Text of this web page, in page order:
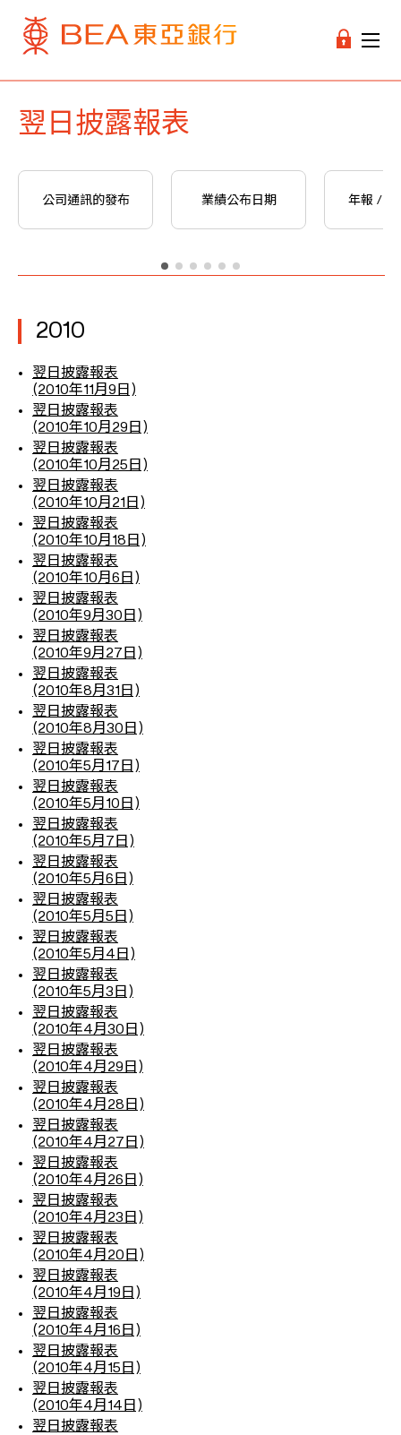
翌日披露報表
公司通訊的發布 業績公布日期 年報 / 中
2010
翌日披露報表
(2010年11月9日)
翌日披露報表
(2010年10月29日)
翌日披露報表
(2010年10月25日)
翌日披露報表
(2010年10月21日)
翌日披露報表
(2010年10月18日)
翌日披露報表
(2010年10月6日)
翌日披露報表
(2010年9月30日)
翌日披露報表
(2010年9月27日)
翌日披露報表
(2010年8月31日)
翌日披露報表
(2010年8月30日)
翌日披露報表
(2010年5月17日)
翌日披露報表
(2010年5月10日)
翌日披露報表
(2010年5月7日)
翌日披露報表
(2010年5月6日)
翌日披露報表
(2010年5月5日)
翌日披露報表
(2010年5月4日)
翌日披露報表
(2010年5月3日)
翌日披露報表
(2010年4月30日)
翌日披露報表
(2010年4月29日)
翌日披露報表
(2010年4月28日)
翌日披露報表
(2010年4月27日)
翌日披露報表
(2010年4月26日)
翌日披露報表
(2010年4月23日)
翌日披露報表
(2010年4月20日)
翌日披露報表
(2010年4月19日)
翌日披露報表
(2010年4月16日)
翌日披露報表
(2010年4月15日)
翌日披露報表
(2010年4月14日)
翌日披露報表